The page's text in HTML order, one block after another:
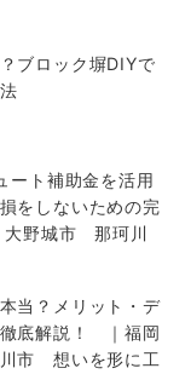
ブロック塀DIYで
ート補助金を活用
をしないための完
野城市 那珂川
当？メリット・デ
徹底解説！ ｜福岡
市 想いを形に工